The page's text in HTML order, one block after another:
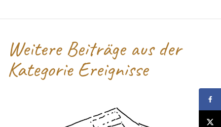
Weitere Beiträge aus der
Kategorie Ereignisse